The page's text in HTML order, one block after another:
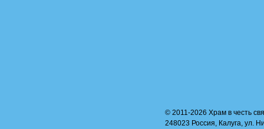
© 2011-2026 Храм в честь
248023 Россия, Калуга, ул.